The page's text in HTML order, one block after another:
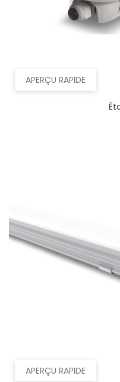
APERÇU RAPIDE
APERÇU RAPIDE